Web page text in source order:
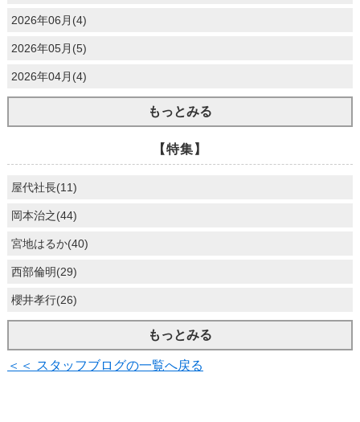
2026年06月(4)
2026年05月(5)
2026年04月(4)
もっとみる
【特集】
屋代社長(11)
岡本治之(44)
宮地はるか(40)
西部倫明(29)
櫻井孝行(26)
もっとみる
＜＜ スタッフブログの一覧へ戻る